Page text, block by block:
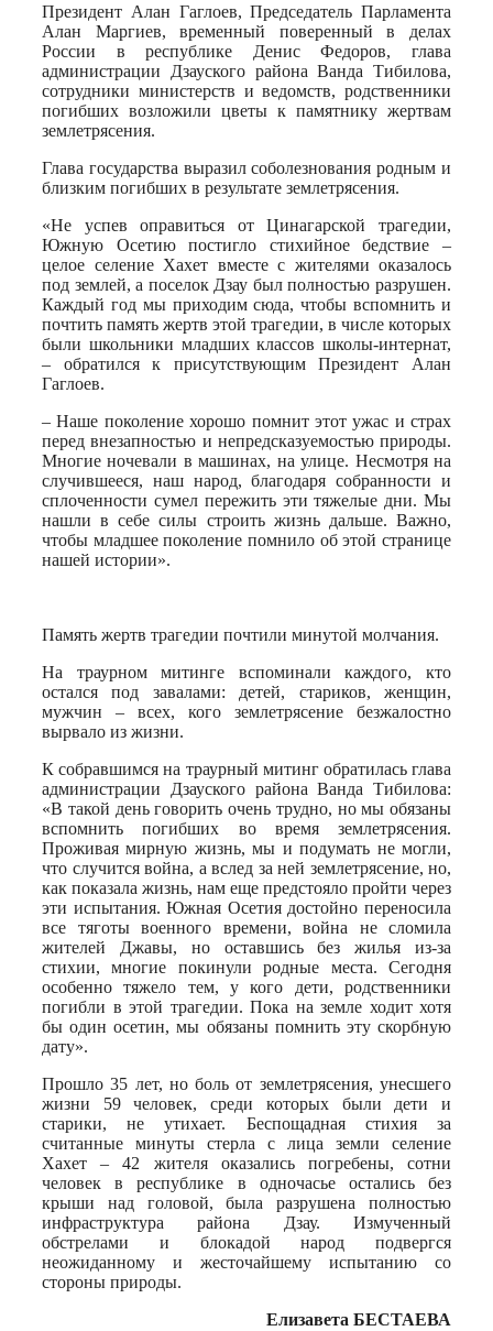
Президент Алан Гаглоев, Председатель Парламента
Алан Маргиев, временный поверенный в делах
России в республике Денис Федоров, глава
администрации Дзауского района Ванда Тибилова,
сотрудники министерств и ведомств, родственники
погибших возложили цветы к памятнику жертвам
землетрясения.
Глава государства выразил соболезнования родным и
близким погибших в результате землетрясения.
«Не успев оправиться от Цинагарской трагедии,
Южную Осетию постигло стихийное бедствие –
целое селение Хахет вместе с жителями оказалось
под землей, а поселок Дзау был полностью разрушен.
Каждый год мы приходим сюда, чтобы вспомнить и
почтить память жертв этой трагедии, в числе которых
были школьники младших классов школы-интернат,
– обратился к присутствующим Президент Алан
Гаглоев.
– Наше поколение хорошо помнит этот ужас и страх
перед внезапностью и непредсказуемостью природы.
Многие ночевали в машинах, на улице. Несмотря на
случившееся, наш народ, благодаря собранности и
сплоченности сумел пережить эти тяжелые дни. Мы
нашли в себе силы строить жизнь дальше. Важно,
чтобы младшее поколение помнило об этой странице
нашей истории».
Память жертв трагедии почтили минутой молчания.
На траурном митинге вспоминали каждого, кто
остался под завалами: детей, стариков, женщин,
мужчин – всех, кого землетрясение безжалостно
вырвало из жизни.
К собравшимся на траурный митинг обратилась глава
администрации Дзауского района Ванда Тибилова:
«В такой день говорить очень трудно, но мы обязаны
вспомнить погибших во время землетрясения.
Проживая мирную жизнь, мы и подумать не могли,
что случится война, а вслед за ней землетрясение, но,
как показала жизнь, нам еще предстояло пройти через
эти испытания. Южная Осетия достойно переносила
все тяготы военного времени, война не сломила
жителей Джавы, но оставшись без жилья из-за
стихии, многие покинули родные места. Сегодня
особенно тяжело тем, у кого дети, родственники
погибли в этой трагедии. Пока на земле ходит хотя
бы один осетин, мы обязаны помнить эту скорбную
дату».
Прошло 35 лет, но боль от землетрясения, унесшего
жизни 59 человек, среди которых были дети и
старики, не утихает. Беспощадная стихия за
считанные минуты стерла с лица земли селение
Хахет – 42 жителя оказались погребены, сотни
человек в республике в одночасье остались без
крыши над головой, была разрушена полностью
инфраструктура района Дзау. Измученный
обстрелами и блокадой народ подвергся
неожиданному и жесточайшему испытанию со
стороны природы.
Елизавета БЕСТАЕВА